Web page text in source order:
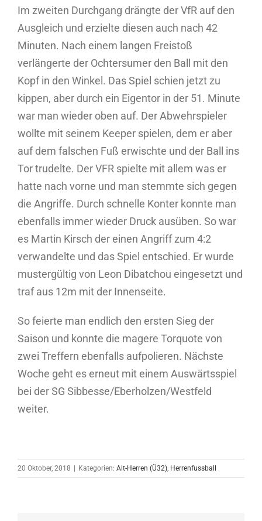
Im zweiten Durchgang drängte der VfR auf den
Ausgleich und erzielte diesen auch nach 42
Minuten. Nach einem langen Freistoß
verlängerte der Ochtersumer den Ball mit den
Kopf in den Winkel. Das Spiel schien jetzt zu
kippen, aber durch ein Eigentor in der 51. Minute
war man wieder oben auf. Der Abwehrspieler
wollte mit seinem Keeper spielen, dem er aber
auf dem falschen Fuß erwischte und der Ball ins
Tor trudelte. Der VFR spielte mit allem was er
hatte nach vorne und man stemmte sich gegen
die Angriffe. Durch schnelle Konter konnte man
ebenfalls immer wieder Druck ausüben. So war
es Martin Kirsch der einen Angriff zum 4:2
verwandelte und das Spiel entschied. Er wurde
mustergültig von Leon Dibatchou eingesetzt und
traf aus 12m mit der Innenseite.
So feierte man endlich den ersten Sieg der
Saison und konnte die magere Torquote von
zwei Treffern ebenfalls aufpolieren. Nächste
Woche geht es erneut mit einem Auswärtsspiel
bei der SG Sibbesse/Eberholzen/Westfeld
weiter.
20 Oktober, 2018 Kategorien: Alt-Herren (Ü32), Herrenfussball